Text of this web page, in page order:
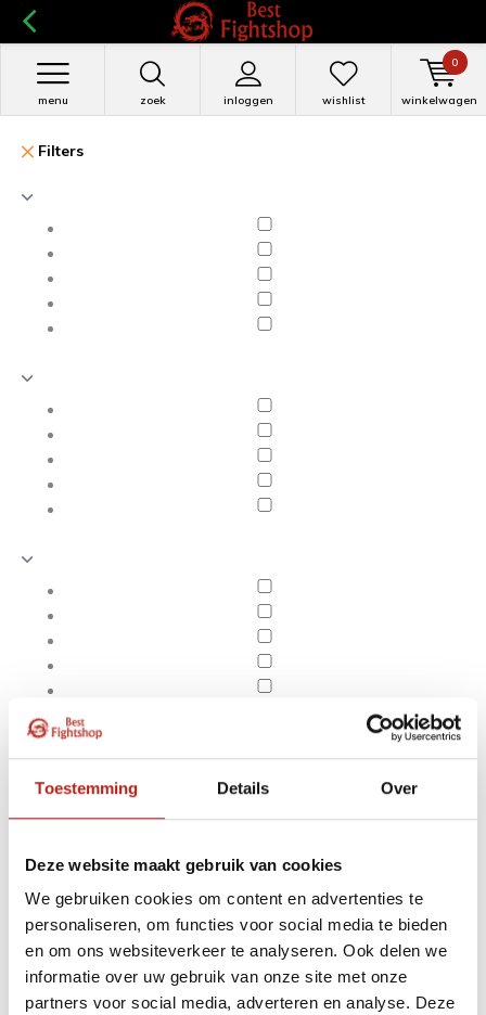
Toestemming Details Over
Deze website maakt gebruik van cookies
We gebruiken cookies om content en advertenties te
personaliseren, om functies voor social media te bieden
en om ons websiteverkeer te analyseren. Ook delen we
informatie over uw gebruik van onze site met onze
partners voor social media, adverteren en analyse. Deze
zoek inloggen
menu wishlist winkelwagen
0
Filters
Apply filters
Producten getagd met
Aqua Punching Bag 21"
zwart/zilver